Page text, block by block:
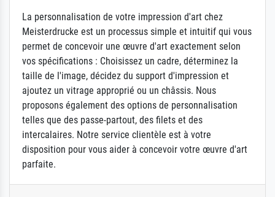
La personnalisation de votre impression d'art chez
Meisterdrucke est un processus simple et intuitif qui vous
permet de concevoir une œuvre d'art exactement selon
vos spécifications : Choisissez un cadre, déterminez la
taille de l'image, décidez du support d'impression et
ajoutez un vitrage approprié ou un châssis. Nous
proposons également des options de personnalisation
telles que des passe-partout, des filets et des
intercalaires. Notre service clientèle est à votre
disposition pour vous aider à concevoir votre œuvre d'art
parfaite.